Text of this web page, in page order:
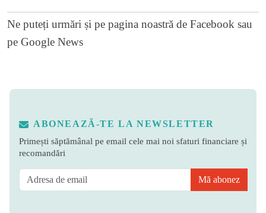
Ne puteți urmări și pe pagina noastră de Facebook sau
pe Google News
ABONEAZĂ-TE LA NEWSLETTER
Primești săptămânal pe email cele mai noi sfaturi financiare și
recomandări
Mă abonez